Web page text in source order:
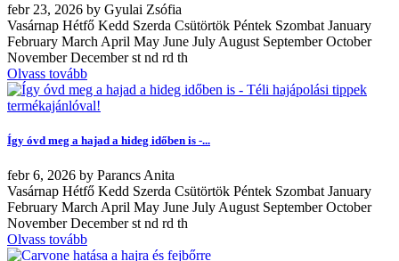
febr 23, 2026 by Gyulai Zsófia
Vasárnap Hétfő Kedd Szerda Csütörtök Péntek Szombat January
February March April May June July August September October
November December st nd rd th
Olvass tovább
Így óvd meg a hajad a hideg időben is -...
febr6, 2026 by Parancs Anita
Vasárnap Hétfő Kedd Szerda Csütörtök Péntek Szombat January
February March April May June July August September October
November December st nd rd th
Olvass tovább